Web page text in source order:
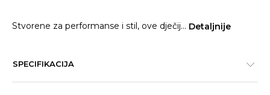
Stvorene za performanse i stil, ove dječij... Detaljnije
SPECIFIKACIJA